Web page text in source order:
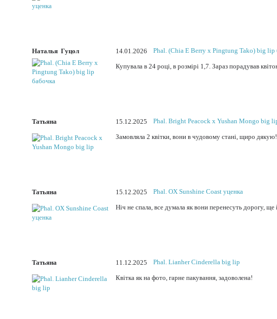
Наталья Гуцол 14.01.2026 Phal. (Chia E Berry x Pingtung Tako) big lip
Купувала в 24 році, в розмірі 1,7. Зараз порадував
Taтьяна 15.12.2025 Phal. Bright Peacock x Yushan Mongo big
Замовляла 2 квітки, вони в чудовому стані, щиро дякую!
Taтьяна 15.12.2025 Phal. OX Sunshine Coast уценка
Ніч не спала, все думала як вони перенесуть дорогу,
Taтьяна 11.12.2025 Phal. Lianher Cinderella big lip
Квітка як на фото, гарне пакування, задоволена!